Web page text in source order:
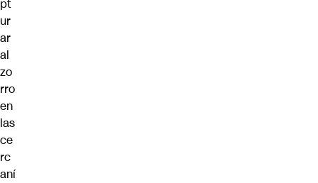
pt
ur
ar
al
zo
rro
en
las
ce
rc
aní